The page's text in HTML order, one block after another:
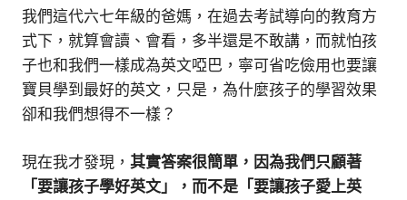
我們這代六七年級的爸媽，在過去考試導向的教育方
式下，就算會讀、會看，多半還是不敢講，而就怕孩
子也和我們一樣成為英文啞巴，寧可省吃儉用也要讓
寶貝學到最好的英文，只是，為什麼孩子的學習效果
卻和我們想得不一樣？
現在我才發現， 其實答案很簡單，因為我們只顧著
「要讓孩子學好英文」，而不是「要讓孩子愛上英